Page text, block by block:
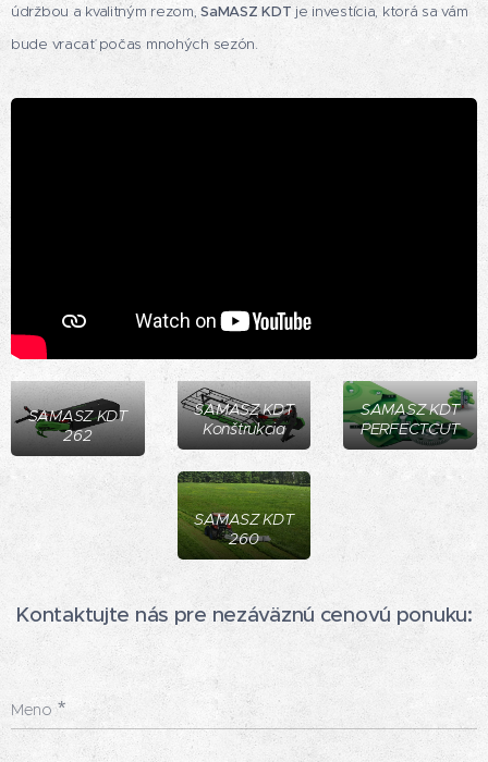
údržbou a kvalitným rezom,SaMASZ KDT je investícia, ktorá sa vám
bude vracať počas mnohých sezón.
SAMASZ KDT
262
SAMASZ KDT
Konštrukcia
SAMASZ KDT
PERFECTCUT
SAMASZ KDT
260
Kontaktujte nás pre nezáväznú cenovú ponuku:
Meno